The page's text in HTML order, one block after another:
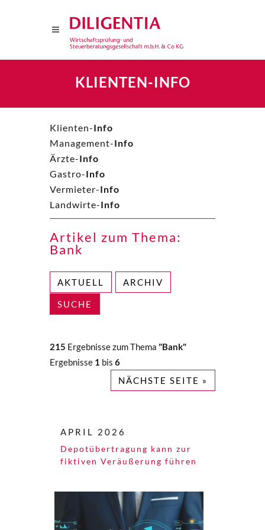
KLIENTEN-INFO
Klienten-Info
Management-Info
Ärzte-Info
Gastro-Info
Vermieter-Info
Landwirte-Info
Artikel zum Thema:
Bank
AKTUELL ARCHIV
SUCHE
215 Ergebnisse zum Thema "Bank"
Ergebnisse 1 bis 6
NÄCHSTE SEITE »
APRIL 2026
Depotübertragung kann zur
fiktiven Veräußerung führen